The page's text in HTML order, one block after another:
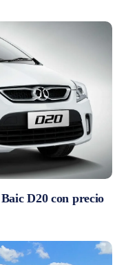
D20 con precio